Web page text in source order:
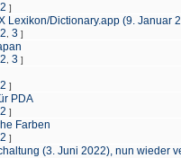
2 ]
Lexikon/Dictionary.app (9. Januar
2 3 ]
2 3 ]
2 ]
PDA
2 ]
Farben
2 ]
(3. Juni 2022), nun wieder